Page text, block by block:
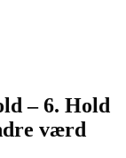
– 6. Hold
værd